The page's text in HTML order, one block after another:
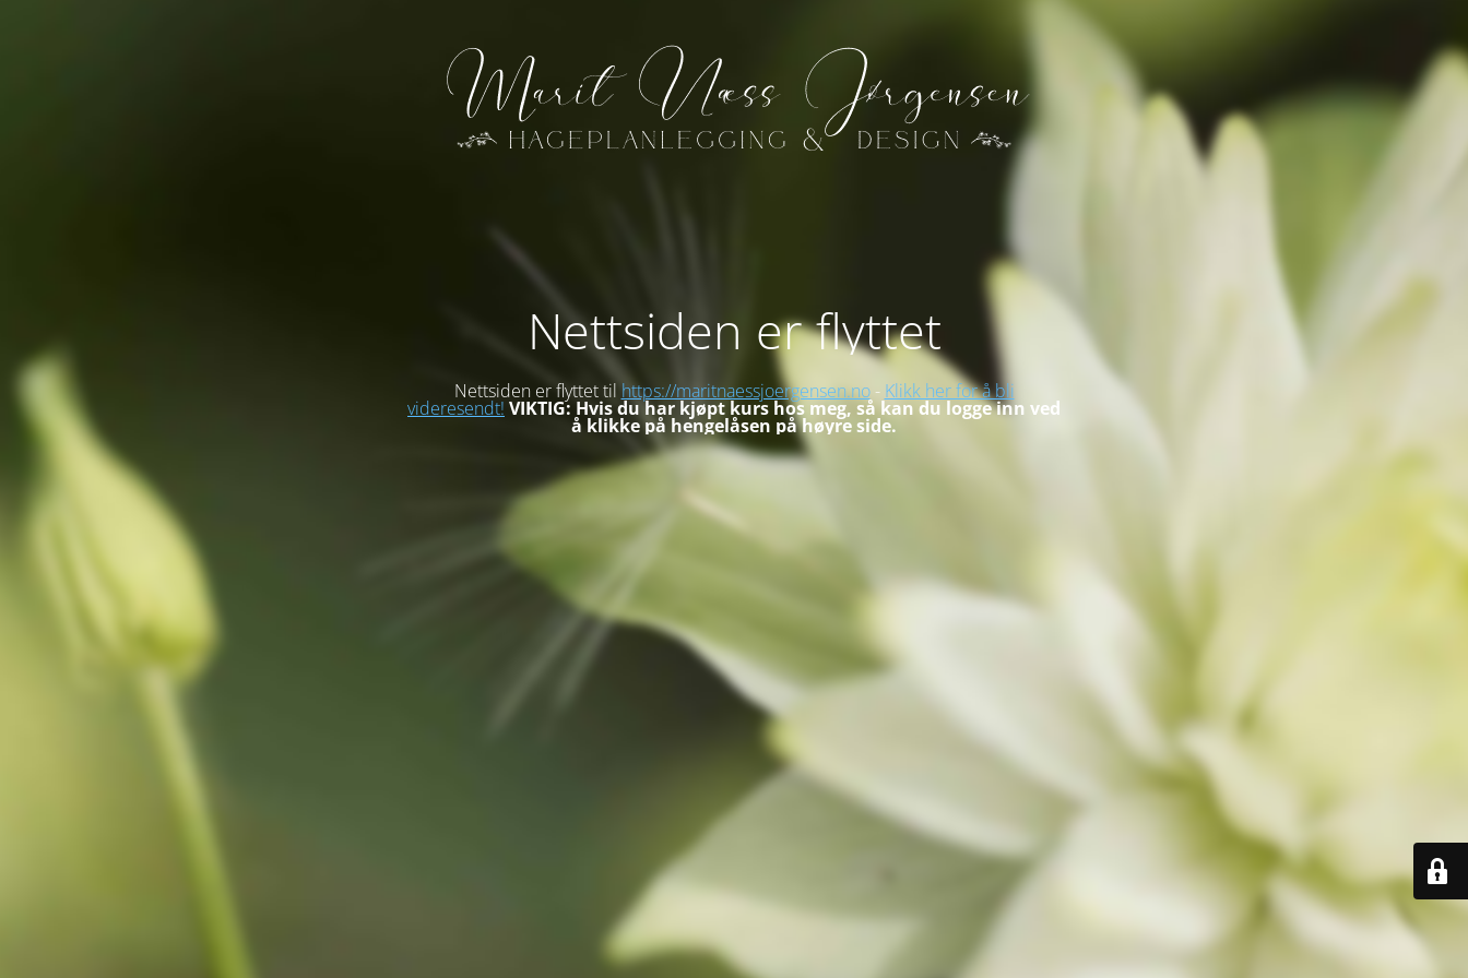
Nettsiden er flyttet
Nettsiden er flyttet til https://maritnaessjoergensen.no- Klikk her for å bli
videresendt! VIKTIG: Hvis du har kjøpt kurs hos meg, så kan du logge inn ved
å klikke på hengelåsen på høyre side.